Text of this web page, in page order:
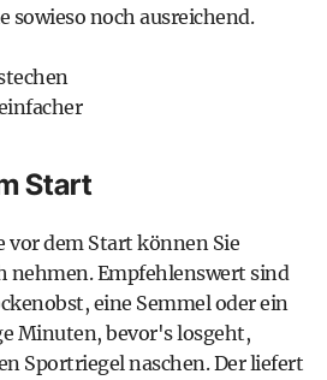
sowieso noch ausreichend.
Start
vor dem Start können Sie
nehmen. Empfehlenswert sind
eine Semmel oder ein
Minuten, bevor's losgeht,
Sportriegel naschen. Der liefert